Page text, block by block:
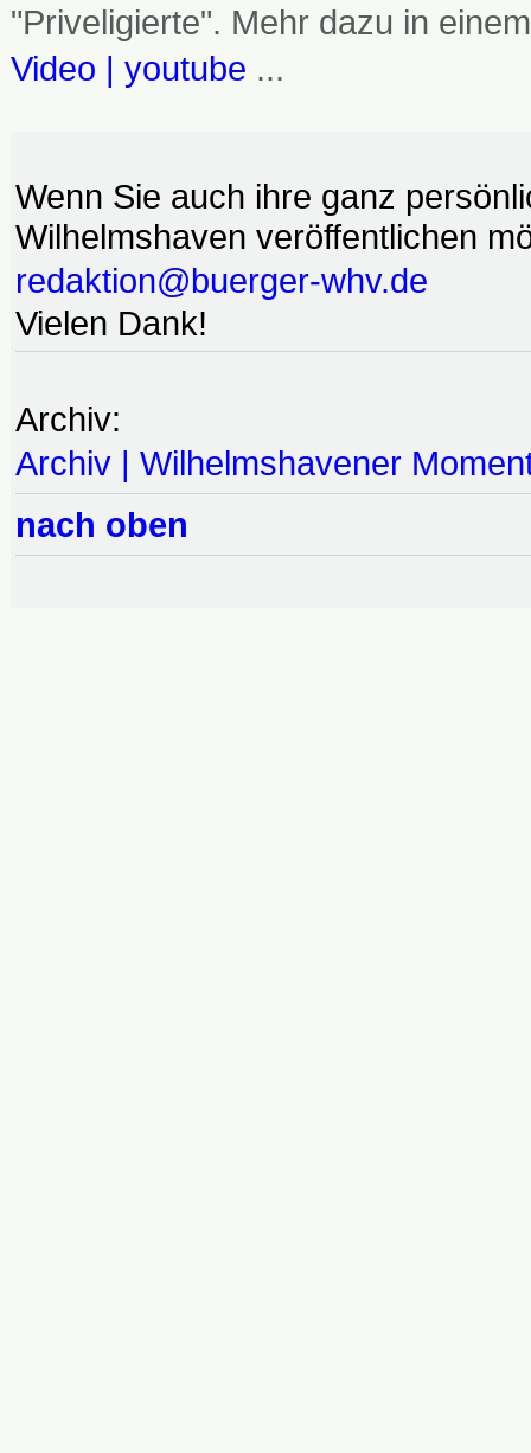
"Priveligierte". Mehr dazu in
Video | youtube ...
Wenn Sie auch ihre ganz
Wilhelmshaven veröffentlichen
redaktion@buerger-whv.de
Vielen Dank!
Archiv:
Archiv | Wilhelmshavener
nach oben